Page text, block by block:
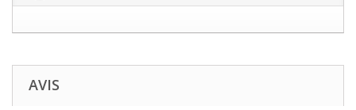
AVIS